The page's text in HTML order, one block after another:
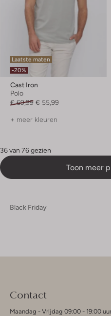
Laatste maten
-20%
Cast Iron
Polo
€ 69,99 € 55,99
+ meer kleuren
36 van 76 gezien
Toon meer
Black Friday
Contact
Maandag - Vrijdag 09:00 - 19:00 uur